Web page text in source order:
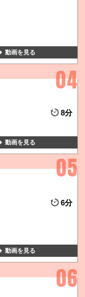
動画を見る
8分
動画を見る
6分
動画を見る